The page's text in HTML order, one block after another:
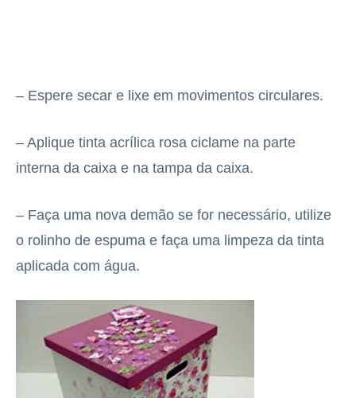
– Espere secar e lixe em movimentos circulares.
– Aplique tinta acrílica rosa ciclame na parte
interna da caixa e na tampa da caixa.
– Faça uma nova demão se for necessário, utilize
o rolinho de espuma e faça uma limpeza da tinta
aplicada com água.